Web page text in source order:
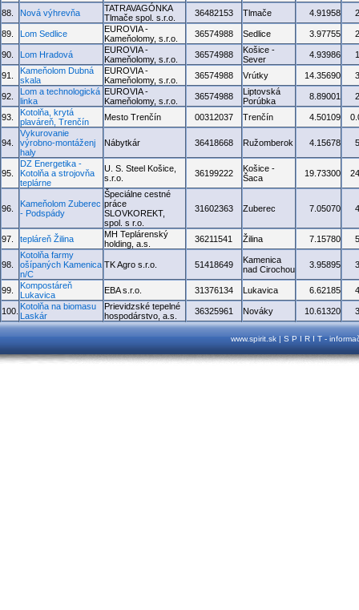
88.
Nová výhrevňa
TATRAVAGÓNKA
Tlmače spol. s.r.o.
36482153 Tlmače 4.91958
89. Lom Sedlice
EUROVIA -
Kameňolomy, s.r.o.
36574988 Sedlice 3.97755
90. Lom Hradová
EUROVIA -
Kameňolomy, s.r.o.
36574988
Košice -
Sever
4.93986
91.
Kameňolom Dubná
skala
EUROVIA -
Kameňolomy, s.r.o.
36574988 Vrútky 14.35690
92.
Lom a technologická
linka
EUROVIA -
Kameňolomy, s.r.o.
36574988
Liptovská
Porúbka
8.89001
93.
Kotolňa, krytá
plaváreň, Trenčín
Mesto Trenčín 00312037 Trenčín 4.50109
94.
Vykurovanie
výrobno-montáženj
haly
Nábytkár 36418668 Ružomberok 4.15678
95.
DZ Energetika -
Kotolňa a strojovňa
teplárne
U. S. Steel Košice,
s.r.o.
36199222
Košice -
Šaca
19.73300
96.
Kameňolom Zuberec
- Podspády
Špeciálne cestné
práce
SLOVKOREKT,
spol. s r.o.
31602363 Zuberec 7.05070
97. tepláreň Žilina
MH Teplárenský
holding, a.s.
36211541 Žilina 7.15780
98.
Kotolňa farmy
ošípaných Kamenica
n/C
TK Agro s.r.o. 51418649
Kamenica
nad Cirochou
3.95895
99.
Kompostáreň
Lukavica
EBA s.r.o. 31376134 Lukavica 6.62185
100. Kotolňa na biomasu
Laskár
Prievidzské tepelné
hospodárstvo, a.s.
36325961 Nováky 10.61320
www.spirit.sk | S P I R I T -